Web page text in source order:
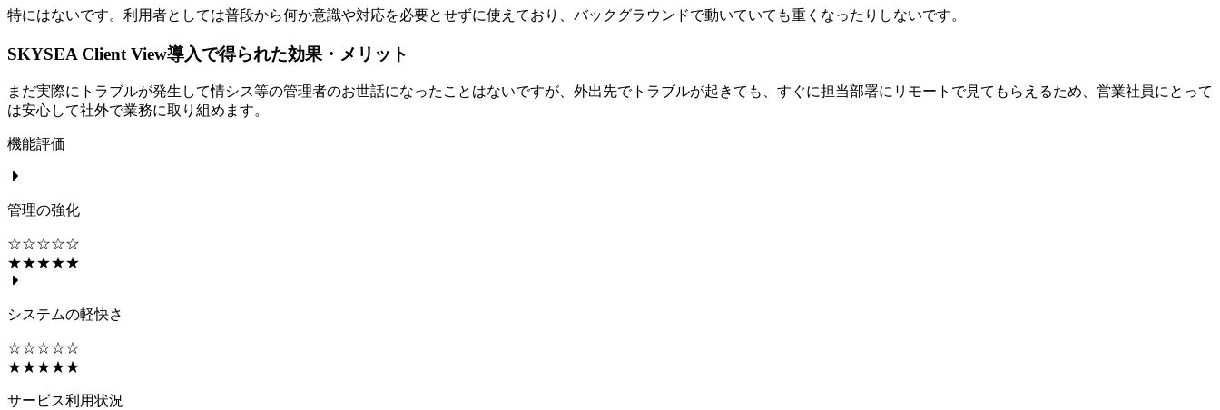
特にはないです。利用者としては普段から何か意識や対応を必要とせずに使えており、バックグラウンドで動いていても重くなったりしないです。
SKYSEA Client View導入で得られた効果・メリット
まだ実際にトラブルが発生して情シス等の管理者のお世話になったことはないですが、外出先でトラブルが起きても、すぐに担当部署にリモートで見てもらえるため、営業社員にとって
は安心して社外で業務に取り組めます。
機能評価
管理の強化
☆☆☆☆☆
★★★★★
システムの軽快さ
☆☆☆☆☆
★★★★★
サービス利用状況